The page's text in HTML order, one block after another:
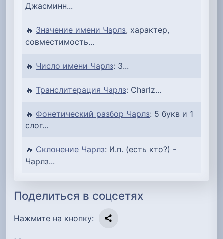
Джасминн...
🔥 Значение имени Чарлз, характер,
совместимость...
🔥 Число имени Чарлз: 3...
🔥 Транслитерация Чарлз: Charlz...
🔥 Фонетический разбор Чарлз: 5 букв и 1
слог...
🔥 Склонение Чарлз: И.п. (есть кто?) -
Чарлз...
Поделиться в соцсетях
Нажмите на кнопку: